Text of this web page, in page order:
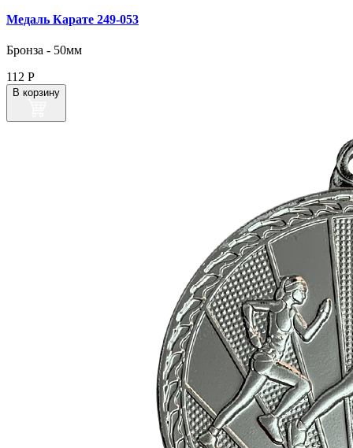
Медаль Карате 249‑053
Бронза - 50мм
112 Р
В корзину